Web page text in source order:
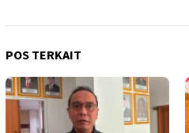
POS TERKAIT